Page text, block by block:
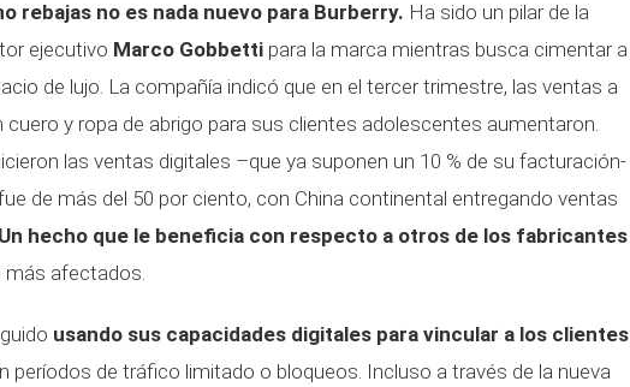
rebajas no es nada nuevo para Burberry. Ha sido un pilar de la
ejecutivo Marco Gobbetti para la marca mientras busca cimentar a
de lujo. La compañía indicó que en el tercer trimestre, las ventas a
y ropa de abrigo para sus clientes adolescentes aumentaron.
las ventas digitales –que ya suponen un 10 % de su facturación-
de más del 50 por ciento, con China continental entregando ventas
Un hecho que le beneficia con respecto a otros de los fabricantes
más afectados.
usando sus capacidades digitales para vincular a los clientes
períodos de tráfico limitado o bloqueos. Incluso a través de la nueva